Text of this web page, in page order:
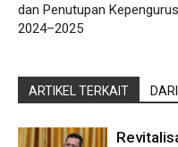
dan Penutupan
2024–2025
ARTIKEL TERKAIT